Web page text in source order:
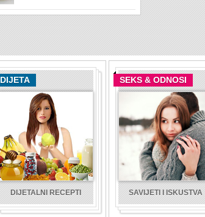
DIJETA
DIJETALNI RECEPTI
SEKS & ODNOSI
SAVIJETI I ISKUSTVA